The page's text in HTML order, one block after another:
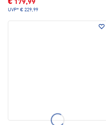
€ 179,99
UVP* € 229,99